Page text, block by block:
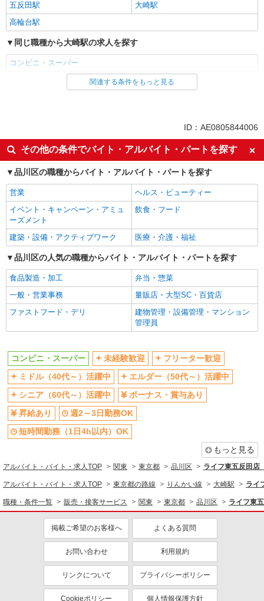
五反田駅
大崎駅
高輪台駅
同じ職種から大崎駅の求人を探す
コンビニ・スーパー
同じ雇用形態から大崎駅の求人を探す
未経験歓迎
フリーター歓迎
ミドル（40代～）活躍中
エルダー（50代～）活躍中
シニア（60代～）活躍中
ボーナス・賞与あり
昇給あり
週2～3日勤務OK
短時間勤務（1日4h以内）OK
扶養内勤務OK
交通費支給
社会保険あり
販売・接客サービス
コンビニ・スーパー
同じ特徴から求人を探す
未経験歓迎
ミドル（40代～）活躍中
短時間勤務（1日4h以内）OK
扶養内勤務OK
交通費支給
社会保険あり
関連する条件をもっと見る
ID：AE0805844006
その他の条件でバイト・アルバイト・パートを探す
品川区の職種からバイト・アルバイト・パートを探す
営業
ヘルス・ビューティー
イベント・キャンペーン・アミュ
ーズメント
飲食・フード
建築・設備・アクティブワーク 医療・介護・福祉
品川区の人気の職種からバイト・アルバイト・パートを探す
食品製造・加工
弁当・惣菜
一般・営業事務
量販店・大型SC・百貨店
ファストフード・デリ
建物管理・設備管理・マンション
管理員
コンビニ・スーパー 未経験歓迎
フリーター歓迎
ミドル（40代～）活躍中
エルダー（50代～）活躍中
シニア（60代～）活躍中
ボーナス・賞与あり
昇給あり
週2～3日勤務OK
短時間勤務（1日4h以内）OK
もっと見る
アルバイト・バイト・求人TOP 関東 東京都 品川区 ライフ東五反田店
アルバイト・バイト・求人TOP 東京都の路線 りんかい線 大崎駅 ライ
職種・条件一覧 販売・接客サービス 関東 東京都 品川区 ライフ東
掲載ご希望のお客様へ よくある質問
お問い合わせ 利用規約
リンクについて プライバシーポリシー
Cookieポリシー 個人情報保護方針